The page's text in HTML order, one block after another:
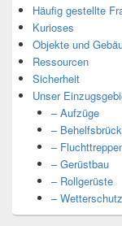
Häufig gestellte
Kurioses
Objekte und
Ressourcen
Sicherheit
Unser
– Aufzüge
–
–
– Gerüstbau
– Rollgerüste
– Wetterschutz